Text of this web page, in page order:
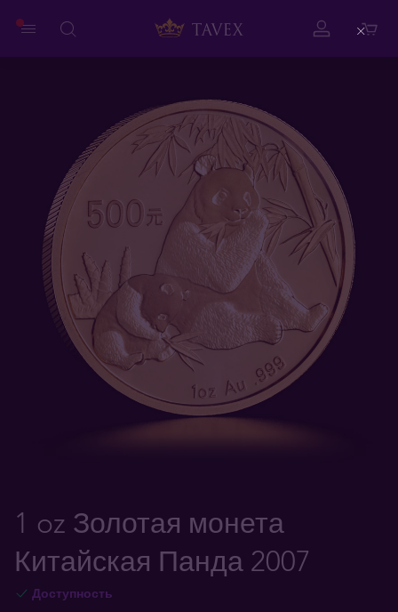
1 oz Золотая монета
Китайская Панда 2007
Доступность
Close